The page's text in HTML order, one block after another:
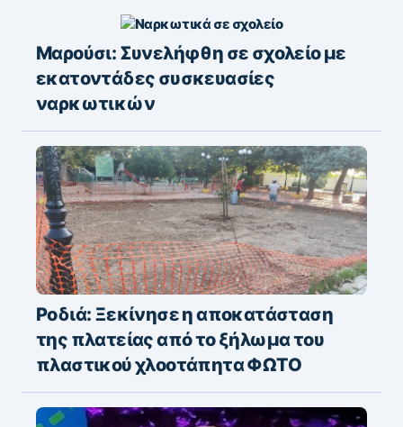
Μαρούσι: Συνελήφθη σε σχολείο με
εκατοντάδες συσκευασίες
ναρκωτικών
Ροδιά: Ξεκίνησε η αποκατάσταση
της πλατείας από το ξήλωμα του
πλαστικού χλοοτάπητα ΦΩΤΟ